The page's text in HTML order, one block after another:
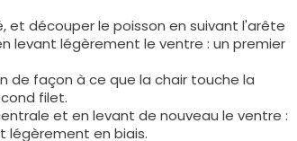
et découper le poisson en suivant l'arête
levant légèrement le ventre : un premier
de façon à ce que la chair touche la
filet.
et en levant de nouveau le ventre :
en biais.